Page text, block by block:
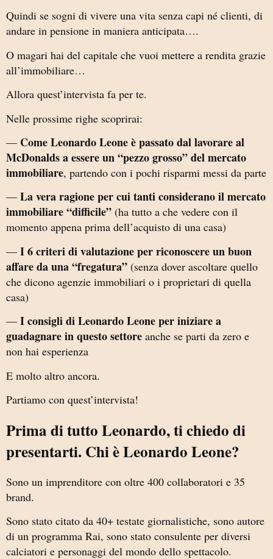
Quindi se sogni di vivere una vita senza capi né clienti, di
andare in pensione in maniera anticipata….
O magari hai del capitale che vuoi mettere a rendita grazie
all’immobiliare…
Allora quest’intervista fa per te.
Nelle prossime righe scoprirai:
— Come Leonardo Leone è passato dal lavorare al
McDonalds a essere un “pezzo grosso” del mercato
immobiliare, partendo con i pochi risparmi messi da parte
— La vera ragione per cui tanti considerano il mercato
immobiliare “difficile” (ha tutto a che vedere con il
momento appena prima dell’acquisto di una casa)
— I 6 criteri di valutazione per riconoscere un buon
affare da una “fregatura” (senza dover ascoltare quello
che dicono agenzie immobiliari o i proprietari di quella
casa)
— I consigli di Leonardo Leone per iniziare a
guadagnare in questo settore anche se parti da zero e
non hai esperienza
E molto altro ancora.
Partiamo con quest’intervista!
Prima di tutto Leonardo, ti chiedo di
presentarti. Chi è Leonardo Leone?
Sono un imprenditore con oltre 400 collaboratori e 35
brand.
Sono stato citato da 40+ testate giornalistiche, sono autore
di un programma Rai, sono stato consulente per diversi
calciatori e personaggi del mondo dello spettacolo.